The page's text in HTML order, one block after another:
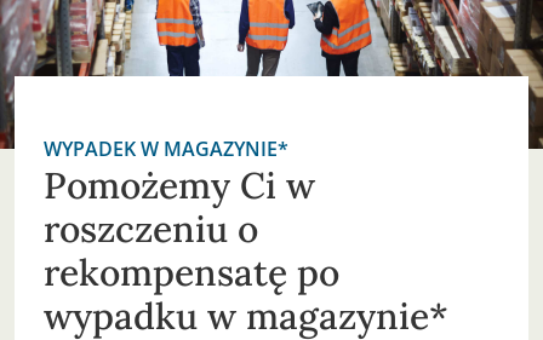
WYPADEK W MAGAZYNIE*
Pomożemy Ci w
roszczeniu o
rekompensatę po
wypadku w magazynie*